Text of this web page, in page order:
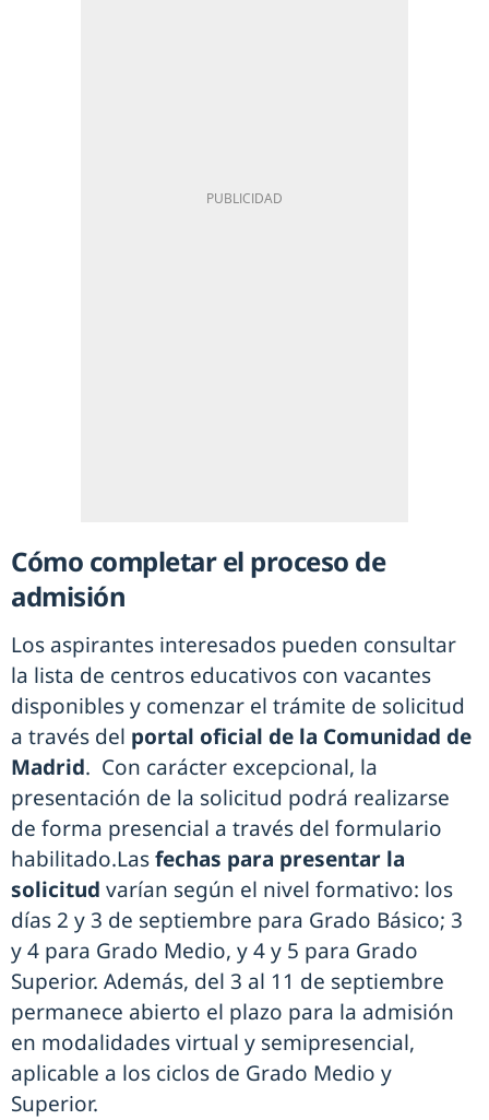
Cómo completar el proceso de
admisión
Los aspirantes interesados pueden consultar
la lista de centros educativos con vacantes
disponibles y comenzar el trámite de solicitud
a través del portal oficial de la Comunidad de
Madrid. Con carácter excepcional, la
presentación de la solicitud podrá realizarse
de forma presencial a través del formulario
habilitado.Lasfechas para presentar la
solicitud varían según el nivel formativo: los
días 2 y 3 de septiembre para Grado Básico; 3
y 4 para Grado Medio, y 4 y 5 para Grado
Superior. Además, del 3 al 11 de septiembre
permanece abierto el plazo para la admisión
en modalidades virtual y semipresencial,
aplicable a los ciclos de Grado Medio y
Superior.